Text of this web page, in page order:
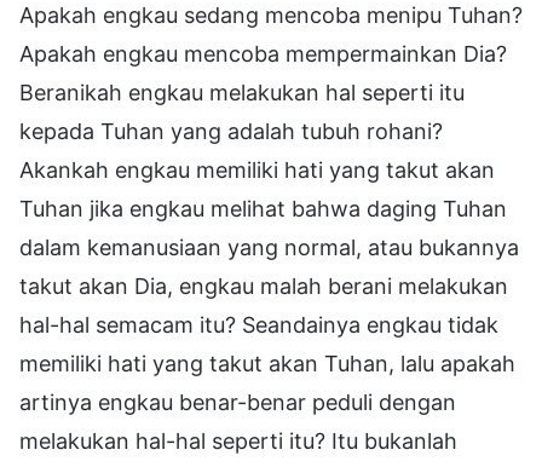
Apakah engkau sedang mencoba menipu Tuhan?
Apakah engkau mencoba mempermainkan Dia?
Beranikah engkau melakukan hal seperti itu
kepada Tuhan yang adalah tubuh rohani?
Akankah engkau memiliki hati yang takut akan
Tuhan jika engkau melihat bahwa daging Tuhan
dalam kemanusiaan yang normal, atau bukannya
takut akan Dia, engkau malah berani melakukan
hal-hal semacam itu? Seandainya engkau tidak
memiliki hati yang takut akan Tuhan, lalu apakah
artinya engkau benar-benar peduli dengan
melakukan hal-hal seperti itu? Itu bukanlah